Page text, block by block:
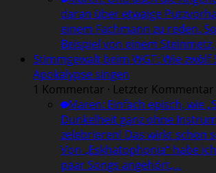
daran über etwaige
einem Fachmann zu reden.
Beispiel von einem
Stimmgewalt beim WGT: Wie zwölf
Apokalypse singen
1 Kommentar · Letzter
Maren: Einfach episch, wie
Dunkelheit ganz ohne
zelebrieren! Das wirkt schon
Von „Eskhatophonia“ habe
paar Songs angehört,…